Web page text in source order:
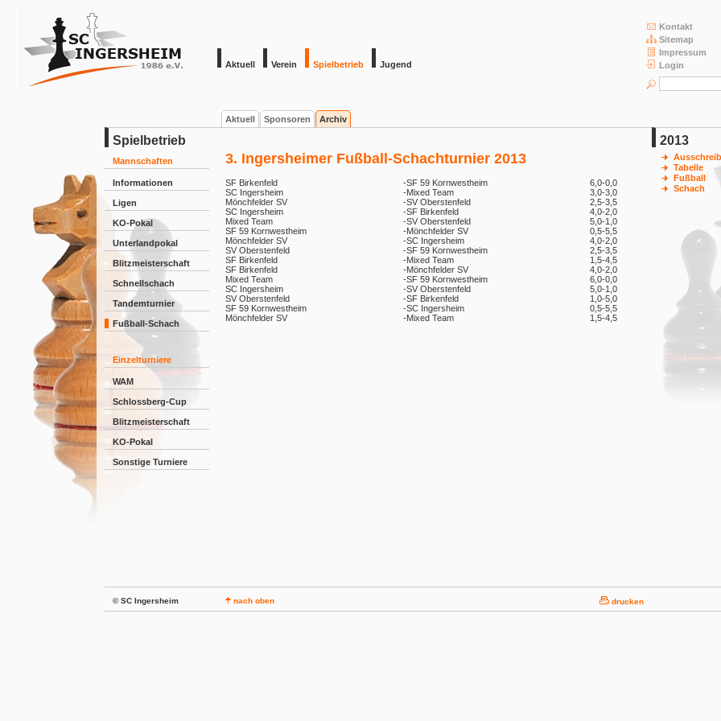
Aktuell Verein Spielbetrieb Jugend
Kontakt
Sitemap
Impressum
Login
Aktuell Sponsoren Archiv
Spielbetrieb
Mannschaften
Informationen
Ligen
KO-Pokal
Unterlandpokal
Blitzmeisterschaft
Schnellschach
Tandemturnier
Fußball-Schach
Einzelturniere
WAM
Schlossberg-Cup
Blitzmeisterschaft
KO-Pokal
Sonstige Turniere
3. Ingersheimer Fußball-Schachturnier 2013
SF Birkenfeld -SF 59 Kornwestheim
6,0-0,0
SC Ingersheim
-Mixed Team
3,0-3,0
Mönchfelder SV
-SV Oberstenfeld
2,5-3,5
SC Ingersheim
-SF Birkenfeld
4,0-2,0
Mixed Team
-SV Oberstenfeld
5,0-1,0
SF 59 Kornwestheim
-Mönchfelder SV
0,5-5,5
Mönchfelder SV
-SC Ingersheim
4,0-2,0
SV Oberstenfeld
-SF 59 Kornwestheim
2,5-3,5
SF Birkenfeld
-Mixed Team
1,5-4,5
SF Birkenfeld
-Mönchfelder SV
4,0-2,0
Mixed Team
-SF 59 Kornwestheim
6,0-0,0
SC Ingersheim
-SV Oberstenfeld
5,0-1,0
SV Oberstenfeld
-SF Birkenfeld
1,0-5,0
SF 59 Kornwestheim
-SC Ingersheim
0,5-5,5
Mönchfelder SV
-Mixed Team 1,5-4,5
2013
Tabelle
Fußball
Schach
© SC Ingersheim nach oben drucken